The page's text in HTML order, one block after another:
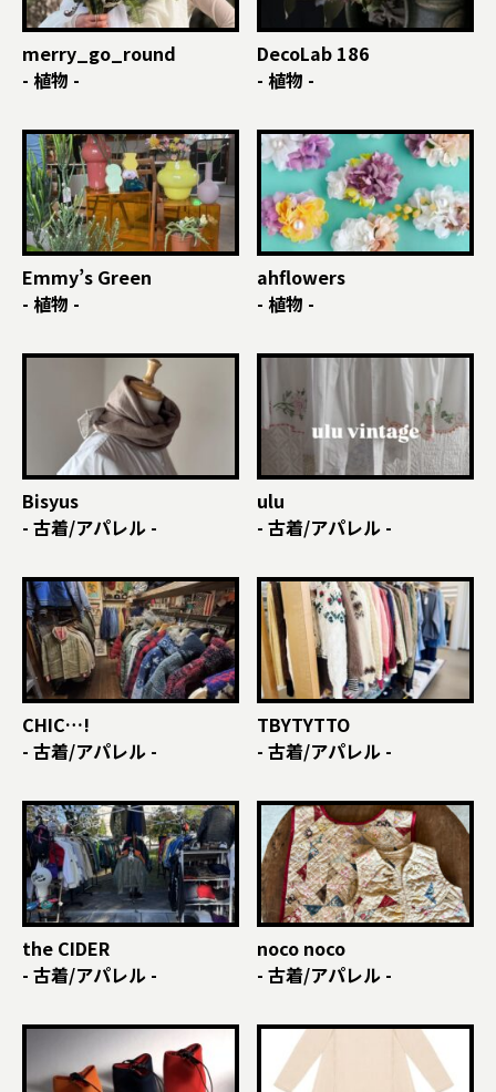
merry_go_round
- 植物 -
DecoLab 186
- 植物 -
Emmy’s Green
- 植物 -
ahflowers
- 植物 -
Bisyus
- 古着/アパレル -
ulu
- 古着/アパレル -
CHIC…!
- 古着/アパレル -
TBYTYTTO
- 古着/アパレル -
the CIDER
- 古着/アパレル -
noco noco
- 古着/アパレル -